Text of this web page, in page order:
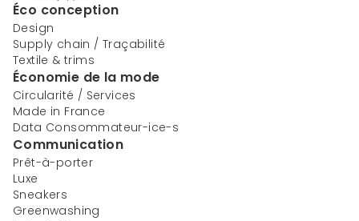
Éco conception
Design
Supply chain / Traçabilité
Textile & trims
Économie de la mode
Circularité / Services
Made in France
Data Consommateur-ice-s
Communication
Prêt-à-porter
Luxe
Sneakers
Greenwashing